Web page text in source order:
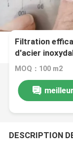
Filtration
d'acier
MOQ：100 m2
DESCRIPTION